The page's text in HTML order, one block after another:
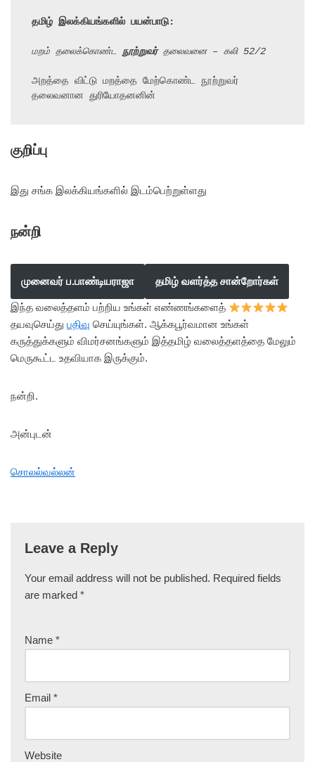
தமிழ் இலக்கியங்களில் பயன்பாடு:
மறம் தலைக்கொண்ட நூற்றுவர் தலைவனை – கலி 52/2
அறத்தை விட்டு மறத்தை மேற்கொண்ட நூற்றுவர்
தலைவனான துரியோதனனின்
குறிப்பு
இது சங்க இலக்கியங்களில் இடம்பெற்றுள்ளது
நன்றி
முனைவர் ப.பாண்டியராஜா தமிழ் வளர்த்த சான்றோர்கள்
இந்த வலைத்தளம் பற்றிய உங்கள் எண்ணங்களைத்
தயவுசெய்து பதிவு செய்யுங்கள். ஆக்கபூர்வமான உங்கள்
கருத்துக்களும் விமர்சனங்களும் இத்தமிழ் வலைத்தளத்தை மேலும்
மெருகூட்ட உதவியாக இருக்கும்.
நன்றி.
அன்புடன்
சொலல்வல்லன்
Leave a Reply
Your email address will not be published. Required fields
are marked *
Name *
Email *
Website